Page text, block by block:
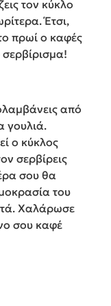
τον κύκλο
Έτσι,
πρωί ο καφές
σερβίρισμα!
από
γουλιά.
ο κύκλος
σερβίρεις
σου θα
του
Χαλάρωσε
σου καφέ